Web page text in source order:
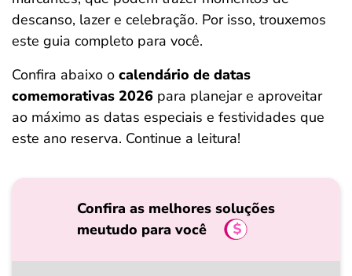
últimas notícias
ferramentas
descanso, lazer e celebração. Por isso, trouxemos
este guia completo para você.
Confira abaixo o calendário de datas
comemorativas 2026 para planejar e aproveitar
ao máximo as datas especiais e festividades que
este ano reserva. Continue a leitura!
Confira as melhores soluções
meutudo para você